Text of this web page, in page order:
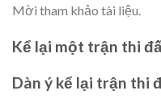
Mời tham khảo tài liệu.
Kể lại một trận thi
Dàn ý kể lại trận thi